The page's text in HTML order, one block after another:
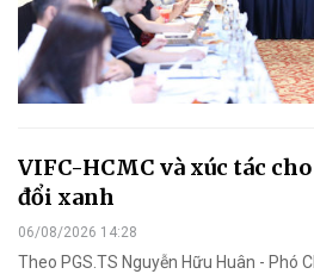
VIFC-HCMC và xúc tác
đổi xanh
06/08/2026 14:28
Theo PGS.TS Nguyễn Hữu Huân - Phó